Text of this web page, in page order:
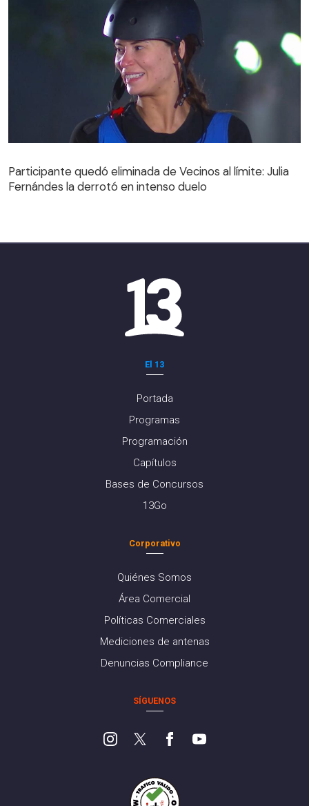
Fernándes la derrotó en intenso duelo
Participante quedó eliminada de Vecinos al límite: Julia
Fernándes la derrotó en intenso duelo
El 13
Portada
Programas
Programación
Capítulos
Bases de Concursos
13Go
Corporativo
Quiénes Somos
Área Comercial
Políticas Comerciales
Mediciones de antenas
Denuncias Compliance
SÍGUENOS